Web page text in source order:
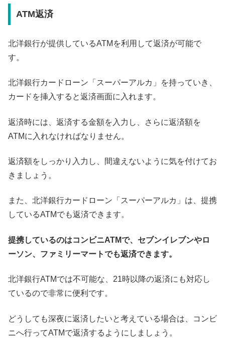
ATM返済
北洋銀行が提供しているATMを利用して返済が可能で
す。
北洋銀行カードローン「スーパーアルカ」を持っていき、
カードを挿入すると返済画面に入れます。
返済時には、返済する金額を入力し、さらに返済額を
ATMに入れなければなりません。
返済額をしっかり入力し、間違えないように気を付けてお
きましょう。
また、北洋銀行カードローン「スーパーアルカ」は、提携
しているATMでも返済できます。
提携しているのはコンビニATMで、セブンイレブンやロ
ーソン、ファミリーマートでも返済できます。
北洋銀行ATMでは不可能な、21時以降の返済にも対応し
ているので非常に便利です。
どうしても深夜に返済したいと考えている場合は、コンビ
ニへ行ってATMで返済するようにしましょう。